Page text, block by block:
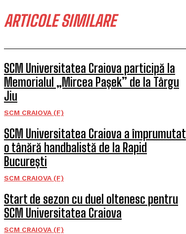
ARTICOLE SIMILARE
SCM Universitatea Craiova participă la
Memorialul „Mircea Pașek” de la Târgu
Jiu
SCM CRAIOVA (F)
SCM Universitatea Craiova a împrumutat
o tânără handbalistă de la Rapid
București
SCM CRAIOVA (F)
Start de sezon cu duel oltenesc pentru
SCM Universitatea Craiova
SCM CRAIOVA (F)